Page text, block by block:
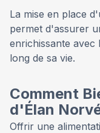
La mise en place
permet d'assurer
enrichissante avec
long de sa vie.
Comment
d'Élan
Offrir une